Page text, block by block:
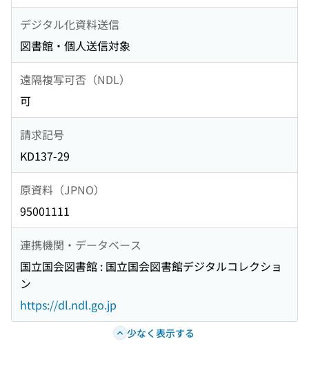
デジタル化資料送信
図書館・個人送信対象
遠隔複写可否（NDL）
可
請求記号
KD137-29
原資料（JPNO）
95001111
連携機関・データベース
国立国会図書館 : 国立国会図書館デジタルコレクショ
ン
https://dl.ndl.go.jp
少なく表示する